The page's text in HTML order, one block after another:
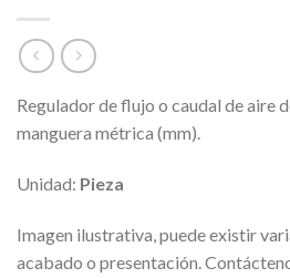
Regulador de flujo o caudal de aire
manguera métrica (mm).
Unidad: Pieza
Imagen ilustrativa, puede existir
acabado o presentación.